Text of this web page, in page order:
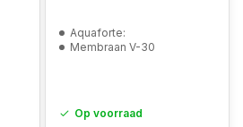
Aquaforte:
Membraan V-30
Op voorraad